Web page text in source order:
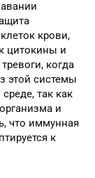
крови,
цитокины и
когда
этой системы
так как
и
что иммунная
к